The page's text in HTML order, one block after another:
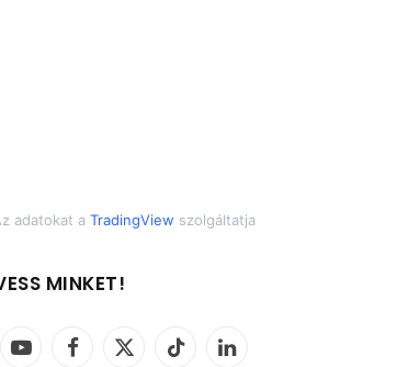
adatokat a TradingView szolgáltatja
MINKET!
YouTubeFacebook
X
TikTok LinkedIn